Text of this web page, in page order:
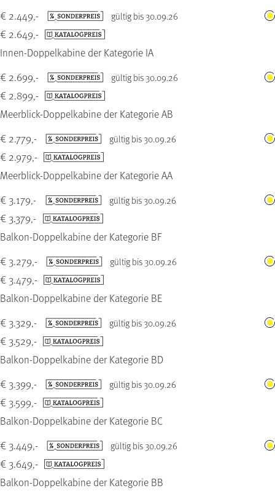
Innen-Doppelkabine der Kategorie IA
€ 2.449,- gültig bis 30.09.26
€ 2.649,-
Meerblick-Doppelkabine der Kategorie AB
€ 2.699,- gültig bis 30.09.26
€ 2.899,-
Meerblick-Doppelkabine der Kategorie AA
€ 2.779,- gültig bis 30.09.26
€ 2.979,-
Balkon-Doppelkabine der Kategorie BF
€ 3.179,- gültig bis 30.09.26
€ 3.379,-
Balkon-Doppelkabine der Kategorie BE
€ 3.279,- gültig bis 30.09.26
€ 3.479,-
Balkon-Doppelkabine der Kategorie BD
€ 3.329,- gültig bis 30.09.26
€ 3.529,-
Balkon-Doppelkabine der Kategorie BC
€ 3.399,- gültig bis 30.09.26
€ 3.599,-
Balkon-Doppelkabine der Kategorie BB
€ 3.449,- gültig bis 30.09.26
€ 3.649,-